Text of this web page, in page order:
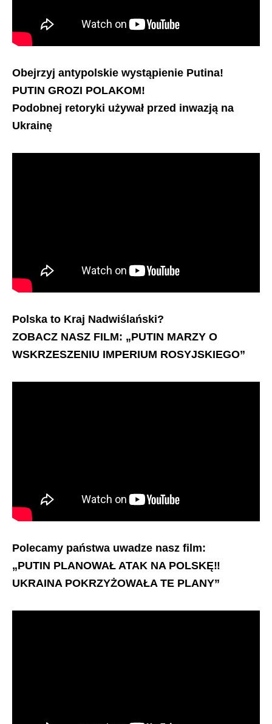
Obejrzyj antypolskie wystąpienie Putina!
PUTIN GROZI POLAKOM!
Podobnej retoryki używał przed inwazją na
Ukrainę
Polska to Kraj Nadwiślański?
ZOBACZ NASZ FILM: „PUTIN MARZY O
WSKRZESZENIU IMPERIUM ROSYJSKIEGO”
Polecamy państwa uwadze nasz film:
„PUTIN PLANOWAŁ ATAK NA POLSKĘ‼️
UKRAINA POKRZYŻOWAŁA TE PLANY”